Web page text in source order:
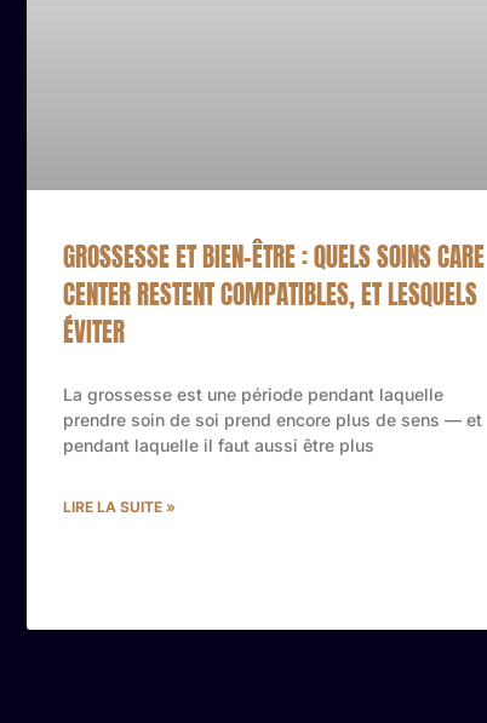
GROSSESSE ET BIEN-ÊTRE : QUELS SOINS CARE
CENTER RESTENT COMPATIBLES, ET LESQUELS
ÉVITER
La grossesse est une période pendant laquelle
prendre soin de soi prend encore plus de sens — et
pendant laquelle il faut aussi être plus
LIRE LA SUITE »